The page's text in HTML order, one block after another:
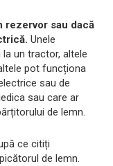
rezervor sau dacă
Unele
un tractor, altele
pot funcționa
sau de
sau care ar
de lemn.
ce citiți
de lemn.